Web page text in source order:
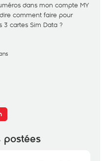
dans mon compte MY
comment faire pour
3 cartes Sim Data ?
postées